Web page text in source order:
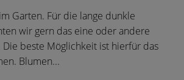
Garten. Für die lange dunkle
wir gern das eine oder andere
Die beste Möglichkeit ist hierfür das
Blumen...